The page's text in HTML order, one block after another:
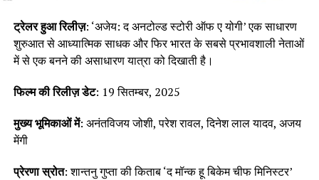
ट्रेलर हुआ रिलीज़: ‘अजेय: द अनटोल्ड स्टोरी ऑफ ए योगी’ एक साधारण
शुरुआत से आध्यात्मिक साधक और फिर भारत के सबसे प्रभावशाली नेताओं
में से एक बनने की असाधारण यात्रा को दिखाती है।
फिल्म की रिलीज़ डेट: 19 सितम्बर, 2025
मुख्य भूमिकाओं में: अनंतविजय जोशी, परेश रावल, दिनेश लाल यादव, अजय
मेंगी
प्रेरणा स्रोत: शान्तनु गुप्ता की किताब ‘द मॉन्क हू बिकेम चीफ मिनिस्टर’